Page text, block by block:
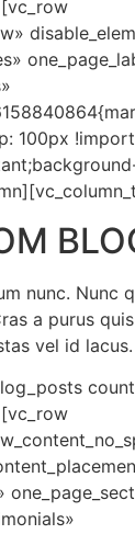
100px
nunc. Nunc
a purus
vel id lacus.